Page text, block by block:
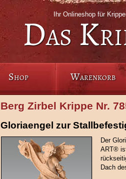
Ihr Onlineshop für
Das
Shop Warenkorb
Berg Zirbel Krippe Nr.
Gloriaengel zur
Der
ART®
Dach